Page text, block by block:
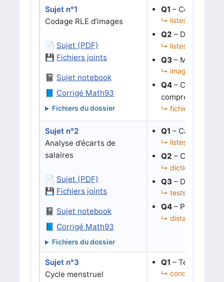
Sujet n°1
Codage RLE d’images
📄 Sujet (PDF)
💾 Fichiers joints
📓 Sujet notebook
📘 Corrigé Math93
Fichiers du dossier
Q1 –
↳ listes de pixels,
Q2 – Décoder
↳ listes, parcours
Q3 – Manipuler
↳ images, fichiers
Q4 – Charger/
compression.
↳ fichiers binaires,
Sujet n°2
Analyse d’écarts de
salaires
📄 Sujet (PDF)
💾 Fichiers joints
📓 Sujet notebook
📘 Corrigé Math93
Fichiers du dossier
Q1 – Calculer un
↳ listes de
Q2 – Comparer
↳ dictionnaire de
Q3 – Définir une
↳ tests, erreur
Q4 – Prédire un
↳ distance, k-NN,
Sujet n°3
Cycle menstruel
Q1 – Tester si
↳ conditions,